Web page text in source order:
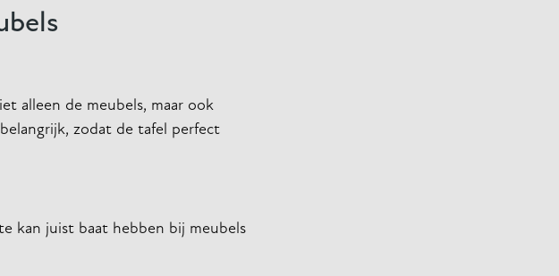
alleen de meubels, maar ook
zodat de tafel perfect
kan juist baat hebben bij meubels